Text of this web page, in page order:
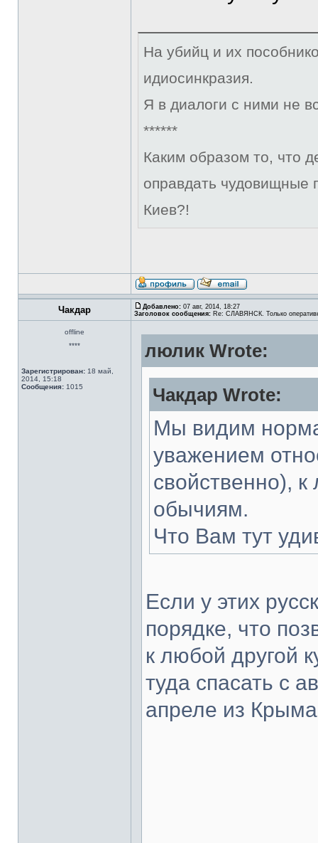
На убийц и их
идиосинкразия.
Я в диалоги с ними не
******
Каким образом то, что
оправдать чудовищные
Киев?!
Чакдар Добавлено: 07 авг, 2014, 18:27
Заголовок сообщения: Re: СЛАВЯНСК. Только
offline
****
Зарегистрирован: 18 май,
2014, 15:18
Сообщения: 1015
люлик Wrote:
Чакдар Wrote:
Мы видим
уважением
свойственно), к
обычиям.
Что Вам тут
Если у этих
порядке, что
к любой другой
туда спасать с
апреле из